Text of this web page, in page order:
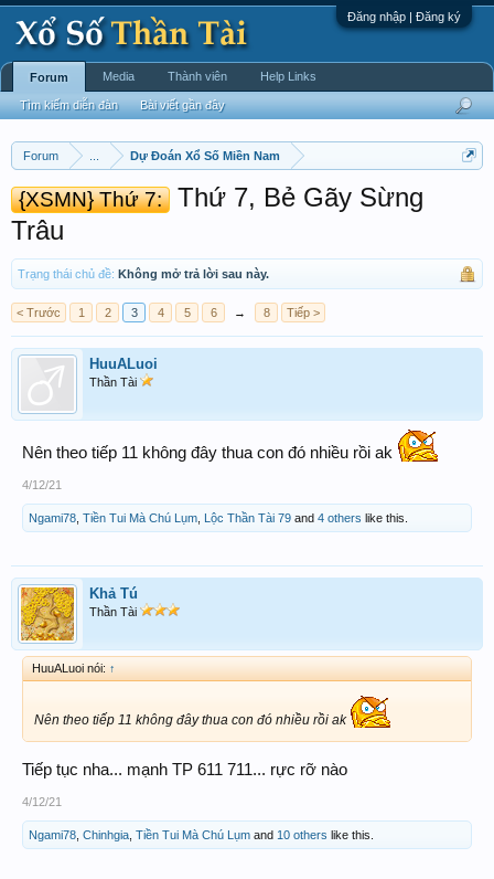
Đăng nhập | Đăng ký
Forum Dự Đoán Xổ Số Miền Nam
{XSMN} Thứ 7:
Thứ 7, Bẻ Gãy Sừng
Trâu
Trạng thái chủ đề: Không mở trả lời sau này.
< Trước 1 2 3 4 5 6 → 8 Tiếp >
HuuALuoi
Thần Tài
Nên theo tiếp 11 không đây thua con đó nhiều rồi ak
4/12/21
Ngami78 Tiền Tui Mà Chú Lụm Lộc Thần Tài 79 and 4 others like this.
Khả Tú
Thần Tài
HuuALuoi nói: ↑
Nên theo tiếp 11 không đây thua con đó nhiều rồi ak
Tiếp tục nha... mạnh TP 611 711... rực rỡ nào
4/12/21
Ngami78 Chinhgia Tiền Tui Mà Chú Lụm and 10 others like this.
Forum
Tìm kiếm diễn đàn Bài viết gần đây
Media Thành viên Help Links